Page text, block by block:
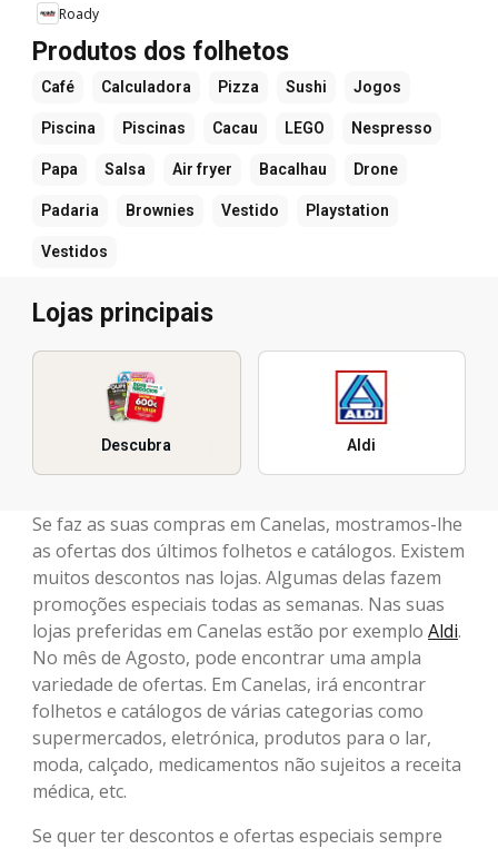
Roady
Produtos dos folhetos
Café Calculadora Pizza Sushi Jogos
Piscina Piscinas Cacau LEGO Nespresso
Papa Salsa Air fryer Bacalhau Drone
Padaria Brownies Vestido Playstation
Vestidos
Lojas principais
Descubra Aldi
Se faz as suas compras em Canelas, mostramos-lhe
as ofertas dos últimos folhetos e catálogos. Existem
muitos descontos nas lojas. Algumas delas fazem
promoções especiais todas as semanas. Nas suas
lojas preferidas em Canelas estão por exemplo Aldi.
No mês de Agosto, pode encontrar uma ampla
variedade de ofertas. Em Canelas, irá encontrar
folhetos e catálogos de várias categorias como
supermercados, eletrónica, produtos para o lar,
moda, calçado, medicamentos não sujeitos a receita
médica, etc.
Se quer ter descontos e ofertas especiais sempre